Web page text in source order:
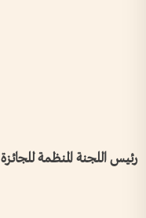
رئيس اللجنة المنظمة للجائزة